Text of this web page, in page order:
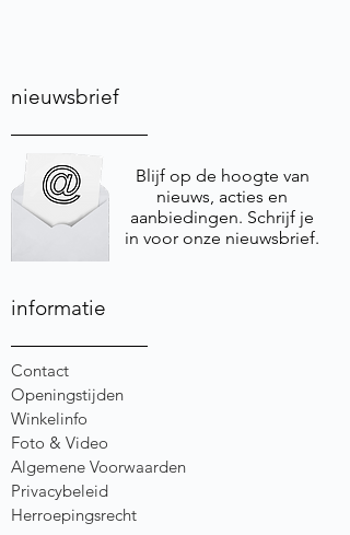
nieuwsbrief
Blijf op de hoogte van
nieuws, acties en
aanbiedingen. Schrijf je
in voor onze nieuwsbrief.
informatie
Contact
Openingstijden
Winkelinfo
Foto & Video
Algemene Voorwaarden
Privacybeleid
Herroepingsrecht